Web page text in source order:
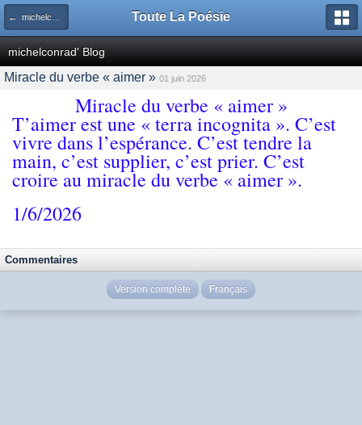
← michelconrad' Blog Toute La Poésie
michelconrad' Blog
Miracle du verbe « aimer » 01 juin 2026
Miracle du verbe « aimer »
T’aimer est une « terra incognita ». C’est
vivre dans l’espérance. C’est tendre la
main, c’est supplier, c’est prier. C’est
croire au miracle du verbe « aimer ».
1/6/2026
Commentaires
Version complète Français